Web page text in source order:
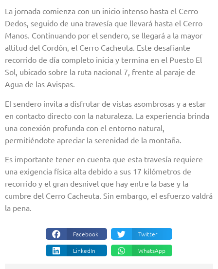
La jornada comienza con un inicio intenso hasta el Cerro
Dedos, seguido de una travesía que llevará hasta el Cerro
Manos. Continuando por el sendero, se llegará a la mayor
altitud del Cordón, el Cerro Cacheuta. Este desafiante
recorrido de día completo inicia y termina en el Puesto El
Sol, ubicado sobre la ruta nacional 7, frente al paraje de
Agua de las Avispas.
El sendero invita a disfrutar de vistas asombrosas y a estar
en contacto directo con la naturaleza. La experiencia brinda
una conexión profunda con el entorno natural,
permitiéndote apreciar la serenidad de la montaña.
Es importante tener en cuenta que esta travesía requiere
una exigencia física alta debido a sus 17 kilómetros de
recorrido y el gran desnivel que hay entre la base y la
cumbre del Cerro Cacheuta. Sin embargo, el esfuerzo valdrá
la pena.
Facebook Twitter
LinkedIn WhatsApp